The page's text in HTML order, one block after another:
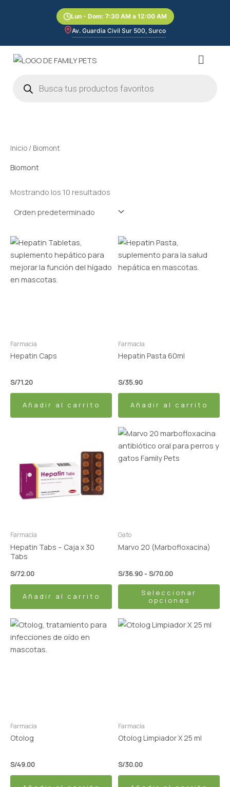
Lun - Dom: 7:30 AM a 12:00 AM
Av. Guardia Civil Sur 500, Surco
Menú
productos
Inicio / Biomont
Biomont
Mostrando los 10 resultados
Farmacia
Hepatin Caps
S/71.20
Añadir al carrito
Farmacia
Hepatin Pasta 60ml
S/35.90
Añadir al carrito
Farmacia
Hepatin Tabs – Caja x 30
Tabs
S/72.00
Añadir al carrito
Gato
Marvo 20 (Marbofloxacina)
S/36.90-S/70.00
Rango
precios:
desde
Seleccionar
opciones
Este
producto
tiene
pueden
elegir
la
producto
Farmacia
Otolog
S/49.00
Farmacia
Otolog Limpiador X 25 ml
S/30.00